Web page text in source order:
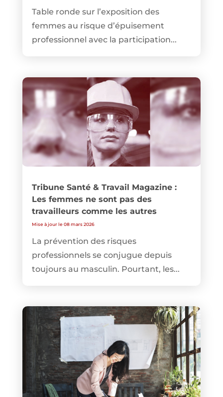
Table ronde sur l’exposition des
femmes au risque d’épuisement
professionnel avec la participation...
Tribune Santé & Travail Magazine :
Les femmes ne sont pas des
travailleurs comme les autres
Mise à jour le 08 mars 2026
La prévention des risques
professionnels se conjugue depuis
toujours au masculin. Pourtant, les...